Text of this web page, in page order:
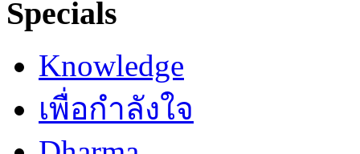
Specials
Knowledge
เพื่อกำลังใจ